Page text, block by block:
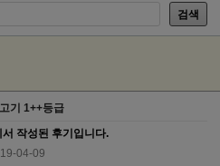
검색
기 1++등급
작성된 후기입니다.
04-09